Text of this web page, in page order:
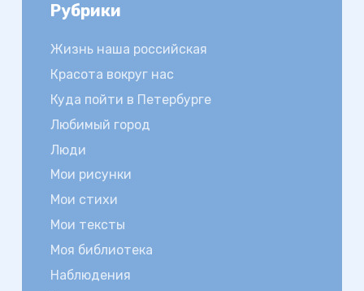
Рубрики
Жизнь наша российская
Красота вокруг нас
Куда пойти в Петербурге
Любимый город
Люди
Мои рисунки
Мои стихи
Мои тексты
Моя библиотека
Наблюдения